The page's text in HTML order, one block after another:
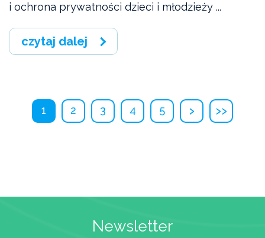
i ochrona prywatności dzieci i młodzieży ...
czytaj dalej
1 2 3 4 5 › ››
Newsletter